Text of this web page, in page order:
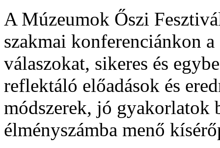
A Múzeumok Őszi
szakmai konferenciánkon
válaszokat, sikeres és
reflektáló előadások és
módszerek, jó gyakorlatok
élményszámba menő